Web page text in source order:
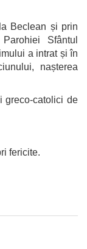
Beclean și prin
Sfântul
a intrat și în
nașterea
greco-catolici de
fericite.